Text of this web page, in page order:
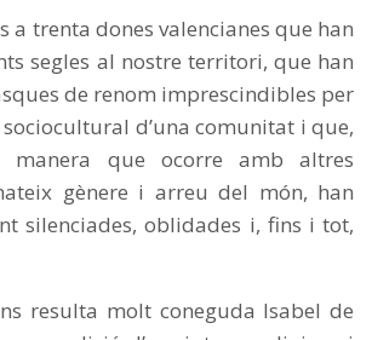
a trenta dones valencianes que han
segles al nostre territori, que han
de renom imprescindibles per
d’una comunitat i que,
que ocorre amb altres
gènere i arreu del món, han
silenciades, oblidades i, fins i tot,
resulta molt coneguda Isabel de